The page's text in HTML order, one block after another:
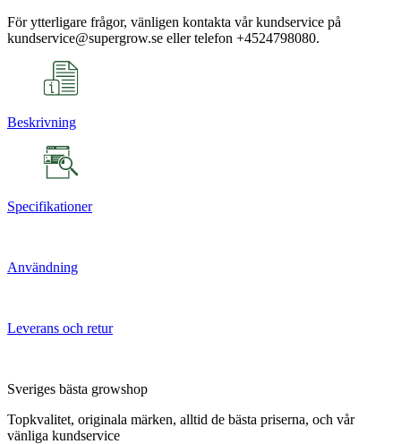
För ytterligare frågor, vänligen kontakta vår kundservice på
kundservice@supergrow.se eller telefon +4524798080.
Beskrivning
Specifikationer
Användning
Leverans och retur
Sveriges bästa growshop
Topkvalitet, originala märken, alltid de bästa priserna, och vår
vänliga kundservice